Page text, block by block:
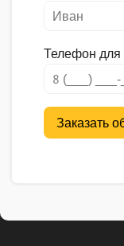
Телефон для